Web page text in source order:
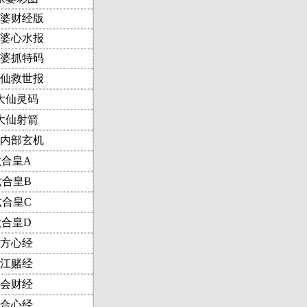
财经版
心水报
抓特码
救世报
仙灵码
仙射箭
部玄机
皇A
皇B
皇C
皇D
心经
赌经
财经
心经